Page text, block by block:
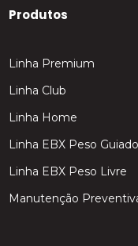
Produtos
Linha Premium
Linha Club
Linha Home
Linha EBX Peso Guiado
Linha EBX Peso Livre
Manutenção